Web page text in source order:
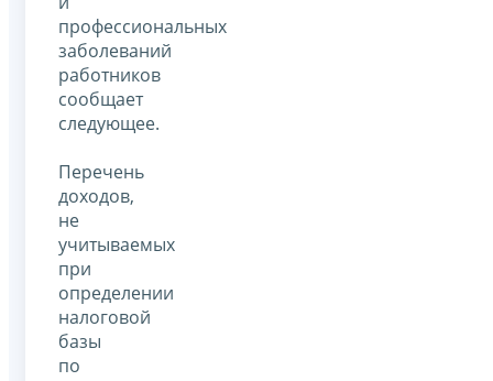
профессиональных
заболеваний
работников
сообщает
следующее.
Перечень
доходов,
не
учитываемых
при
определении
налоговой
базы
по